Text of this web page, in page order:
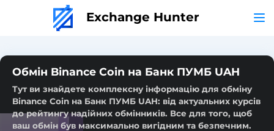
Exchange Hunter
Обмін Binance Coin на Банк ПУМБ UAH
Тут ви знайдете комплексну інформацію для обміну
Binance Coin на Банк ПУМБ UAH: від актуальних курсів
до рейтингу надійних обмінників. Все для того, щоб
ваш обмін був максимально вигідним та безпечним.